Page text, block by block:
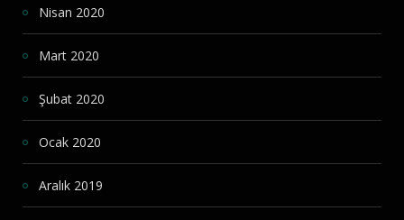
Nisan 2020
Mart 2020
Şubat 2020
Ocak 2020
Aralık 2019